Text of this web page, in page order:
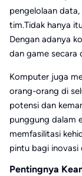
pengelolaan
tim.Tidak hanya
Dengan adanya
dan game secara
Komputer juga
orang-orang di
potensi dan
punggung dalam
memfasilitasi
pintu bagi inovasi
Pentingnya